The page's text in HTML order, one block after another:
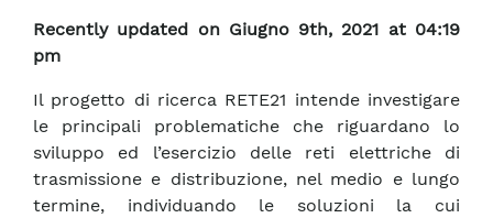
Recently updated on Giugno 9th, 2021 at 04:19
pm
Il progetto di ricerca RETE21 intende investigare
le principali problematiche che riguardano lo
sviluppo ed l’esercizio delle reti elettriche di
trasmissione e distribuzione, nel medio e lungo
termine, individuando le soluzioni la cui